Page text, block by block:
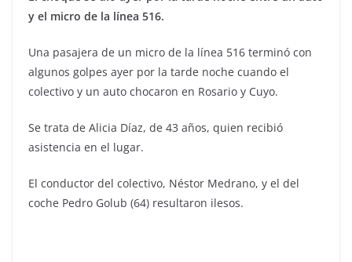
y el micro de la línea 516.
Una pasajera de un micro de la línea 516 terminó con
algunos golpes ayer por la tarde noche cuando el
colectivo y un auto chocaron en Rosario y Cuyo.
Se trata de Alicia Díaz, de 43 años, quien recibió
asistencia en el lugar.
El conductor del colectivo, Néstor Medrano, y el del
coche Pedro Golub (64) resultaron ilesos.